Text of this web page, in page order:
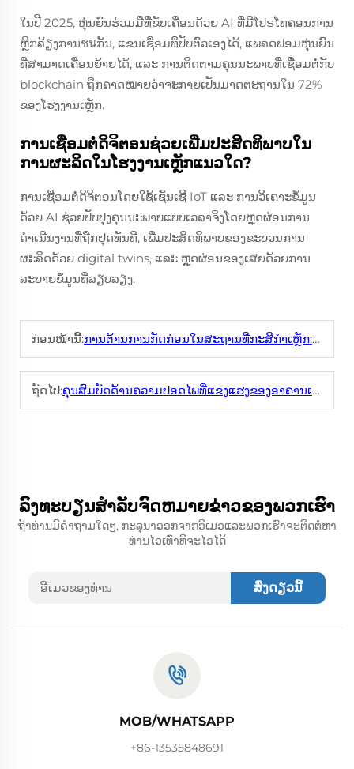
ໃນປີ 2025, ຫຸ່ນຍົນຮ່ວມມືທີ່ຂັບເຄື່ອນດ້ວຍ AI ທີ່ມີໂປຣໂທຄອນການ
ຫຼີກລ້ຽງການชนກັນ, ແຂນເຊື່ອມທີ່ປັບຕົວເອງໄດ້, ແພລດຟອມຫຸ່ນຍົນ
ທີ່ສາມາດເຄື່ອນຍ້າຍໄດ້, ແລະ ການຕິດຕາມຄຸນນະພາບທີ່ເຊື່ອມຕໍ່ກັບ
blockchain ຖືກຄາດໝາຍວ່າຈະກາຍເປັນມາດຕະຖານໃນ 72%
ຂອງໂຮງງານເຫຼັກ.
ການເຊື່ອມຕໍ່ດິຈິຕອນຊ່ວຍເພີ່ມປະສິດທິພາບໃນ
ການຜະລິດໃນໂຮງງານເຫຼັກແນວໃດ?
ການເຊື່ອມຕໍ່ດິຈິຕອນໂດຍໃຊ້ເຊັນເຊີ IoT ແລະ ການວິເຄາະຂໍ້ມູນ
ດ້ວຍ AI ຊ່ວຍປັບປຸງຄຸນນະພາບແບບເວລາຈິງໂດຍຫຼຸດຜ່ອນການ
ດຳເນີນງານທີ່ຖືກຢຸດທັນທີ, ເພີ່ມປະສິດທິພາບຂອງຂະບວນການ
ຜະລິດດ້ວຍ digital twins, ແລະ ຫຼຸດຜ່ອນຂອງເສຍດ້ວຍການ
ລະບາຍຂໍ້ມູນທີ່ລຽບລຽງ.
ກ່ອນໜ້ານີ້:ການຕ້ານການກັດກ່ອນໃນສະຖານທີ່ກະສິກຳເຫຼັກ: ອາຍຸການໃຊ້ງານຍາວນານ
ຖັດໄປ:ຄຸນສົມບັດດ້ານຄວາມປອດໄພທີ່ແຂງແຮງຂອງອາຄານເກັບສິນຄ້າຊົ່ວຄາວ: ການປ້ອງກັນສິນຄ້າໃນສະຖານທີ່ເກັບ
ລົງທະບຽນສໍາລັບຈົດຫມາຍຂ່າວຂອງພວກເຮົາ
ຖ້າທ່ານມີຄໍາຖາມໃດໆ, ກະລຸນາອອກຈາກອີເມວແລະພວກເຮົາຈະຕິດຕໍ່ຫາ
ທ່ານໄວເທົ່າທີ່ຈະໄວໄດ້
ສົ່ງດຽວນີ້
MOB/WHATSAPP
+86-13535848691